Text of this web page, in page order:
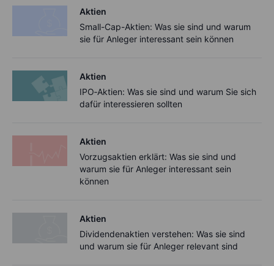
Aktien
Small-Cap-Aktien: Was sie sind und warum
sie für Anleger interessant sein können
Aktien
IPO‑Aktien: Was sie sind und warum Sie sich
dafür interessieren sollten
Aktien
Vorzugsaktien erklärt: Was sie sind und
warum sie für Anleger interessant sein
können
Aktien
Dividendenaktien verstehen: Was sie sind
und warum sie für Anleger relevant sind